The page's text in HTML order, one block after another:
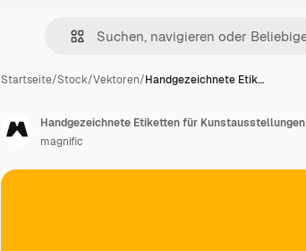
Startseite/Stock/Vektoren/Handgezeichnete Etik…
Handgezeichnete Etiketten für Kunstausstellungen
magnific